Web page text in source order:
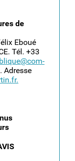
de
Eboué
Tél. +33
Adresse